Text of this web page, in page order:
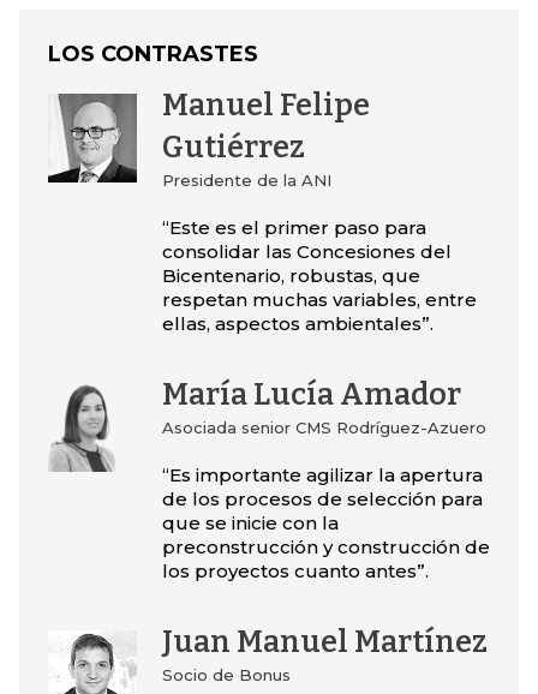
LOS CONTRASTES
Manuel Felipe
Gutiérrez
Presidente de la ANI
“Este es el primer paso para
consolidar las Concesiones del
Bicentenario, robustas, que
respetan muchas variables, entre
ellas, aspectos ambientales”.
María Lucía Amador
Asociada senior CMS Rodríguez-Azuero
“Es importante agilizar la apertura
de los procesos de selección para
que se inicie con la
preconstrucción y construcción de
los proyectos cuanto antes”.
Juan Manuel Martínez
Socio de Bonus